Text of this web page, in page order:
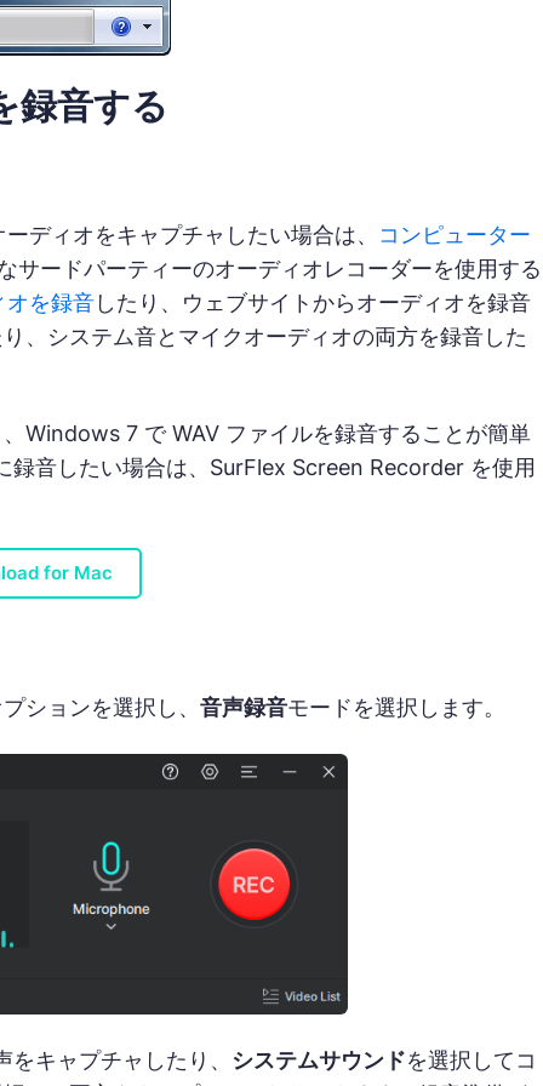
録音する
ディオをキャプチャしたい場合は、
コンピューター
ードパーティーのオーディオレコーダーを使用する
オを録音したり、ウェブサイトからオーディオを録音
、システム音とマイクオーディオの両方を録音した
Windows 7 で WAV ファイルを録音することが簡単
音したい場合は、SurFlex Screen Recorder を使用
for Mac
ションを選択し、 音声録音モードを選択します。
キャプチャしたり、 システムサウンドを選択してコ